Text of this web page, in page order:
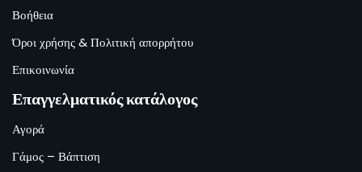
Βοήθεια
Όροι χρήσης & Πολιτική απορρήτου
Επικοινωνία
Επαγγελματικός κατάλογος
Αγορά
Γάμος – Βάπτιση